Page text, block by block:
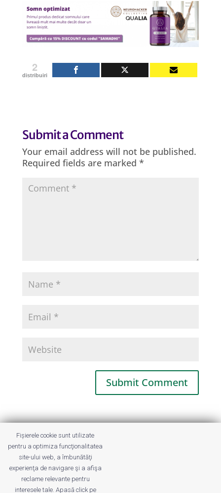
2
distribuiri
Submit a Comment
Your email address will not be published.
Required fields are marked *
This site uses Akismet to reduce spam.
Learn how your comment data is
processed.
Fișierele cookie sunt utilizate
pentru a optimiza funcţionalitatea
site-ului web, a îmbunătăţi
experienţa de navigare şi a afişa
reclame relevante pentru
interesele tale. Apasă click pe